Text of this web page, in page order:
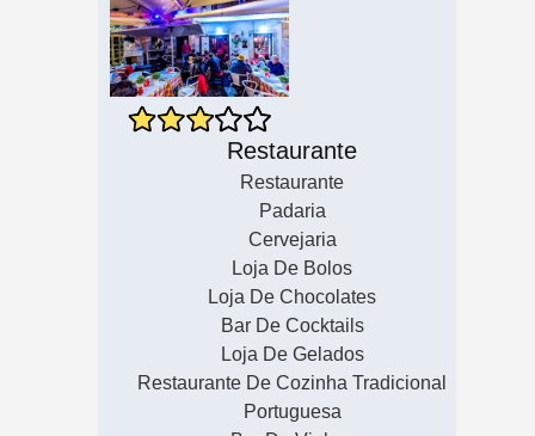
Restaurante
Restaurante
Padaria
Cervejaria
Loja De Bolos
Loja De Chocolates
Bar De Cocktails
Loja De Gelados
Restaurante De Cozinha Tradicional
Portuguesa